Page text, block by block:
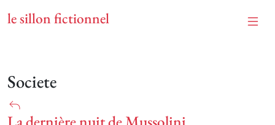
le sillon fictionnel
Societe